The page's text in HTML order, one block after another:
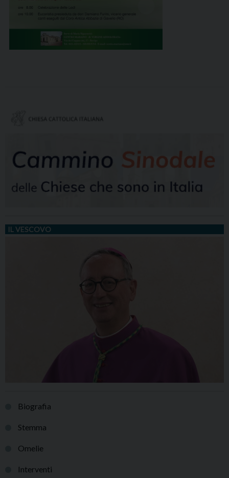
IL VESCOVO
Biografia
Stemma
Omelie
Interventi